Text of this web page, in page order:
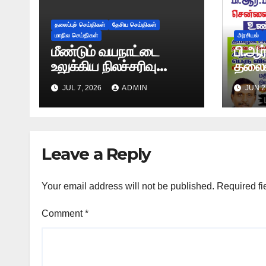
தலைப்புச் செய்திகள்
தேசிய செய்திகள்
மாநில செய்திகள்
மீண்டும் வயநாட்டை
உலுக்கிய நிலச்சரிவு
-அதிர்ச்சியூட்டும்
காட்சிகள்!
JUL 7, 2026 ADMIN
அரசியல்
JUN
Leave a Reply
Your email address will not be published. Required
Comment*